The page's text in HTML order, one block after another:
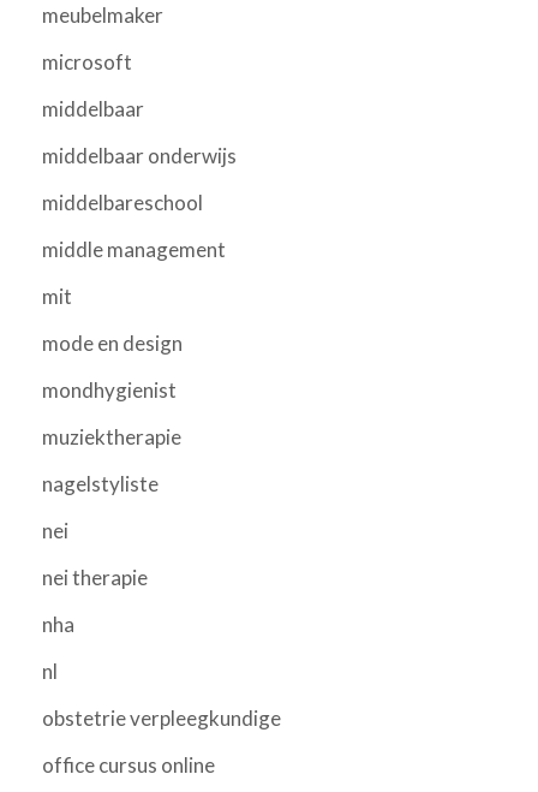
meubelmaker
microsoft
middelbaar
middelbaar onderwijs
middelbareschool
middle management
mit
mode en design
mondhygienist
muziektherapie
nagelstyliste
nei
nei therapie
nha
nl
obstetrie verpleegkundige
office cursus online